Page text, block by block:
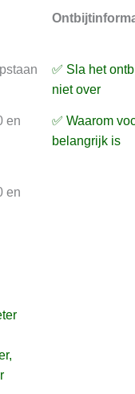
✅ Sla het
niet over
en
✅ Waarom
belangrijk is
en